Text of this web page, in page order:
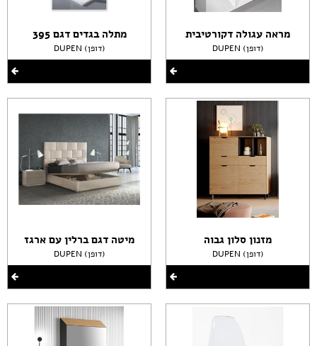
מראה עגולה דקורטיבית
DUPEN (דופן)
מזנון סלון גבוה
DUPEN (דופן)
מתלה בגדים דגם 395
DUPEN (דופן)
מיטה דגם ברלין עם ארגז
DUPEN (דופן)